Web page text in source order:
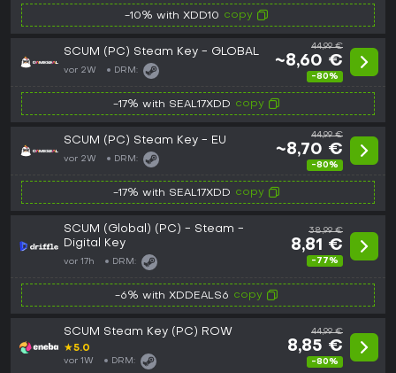
-10% with XDD10 copy
SCUM (PC) Steam Key - GLOBAL
vor 2W DRM:
44,99 €
~8,60 €
-80%
-17% with SEAL17XDD copy
SCUM (PC) Steam Key - EU
vor 2W DRM:
44,99 €
~8,70 €
-80%
-17% with SEAL17XDD copy
SCUM (Global) (PC) - Steam -
Digital Key
vor 17h DRM:
38,99 €
8,81 €
-77%
-6% with XDDEALS6 copy
SCUM Steam Key (PC) ROW
★5.0
vor 1W DRM:
44,99 €
8,85 €
-80%